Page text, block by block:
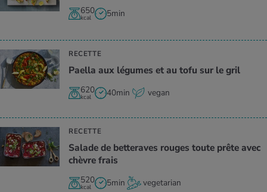
650
kcal 5min
RECETTE
Paella aux légumes et au tofu sur le gril
620
kcal 40min vegan
RECETTE
Salade de betteraves rouges toute prête avec
chèvre frais
520
kcal 5min vegetarian